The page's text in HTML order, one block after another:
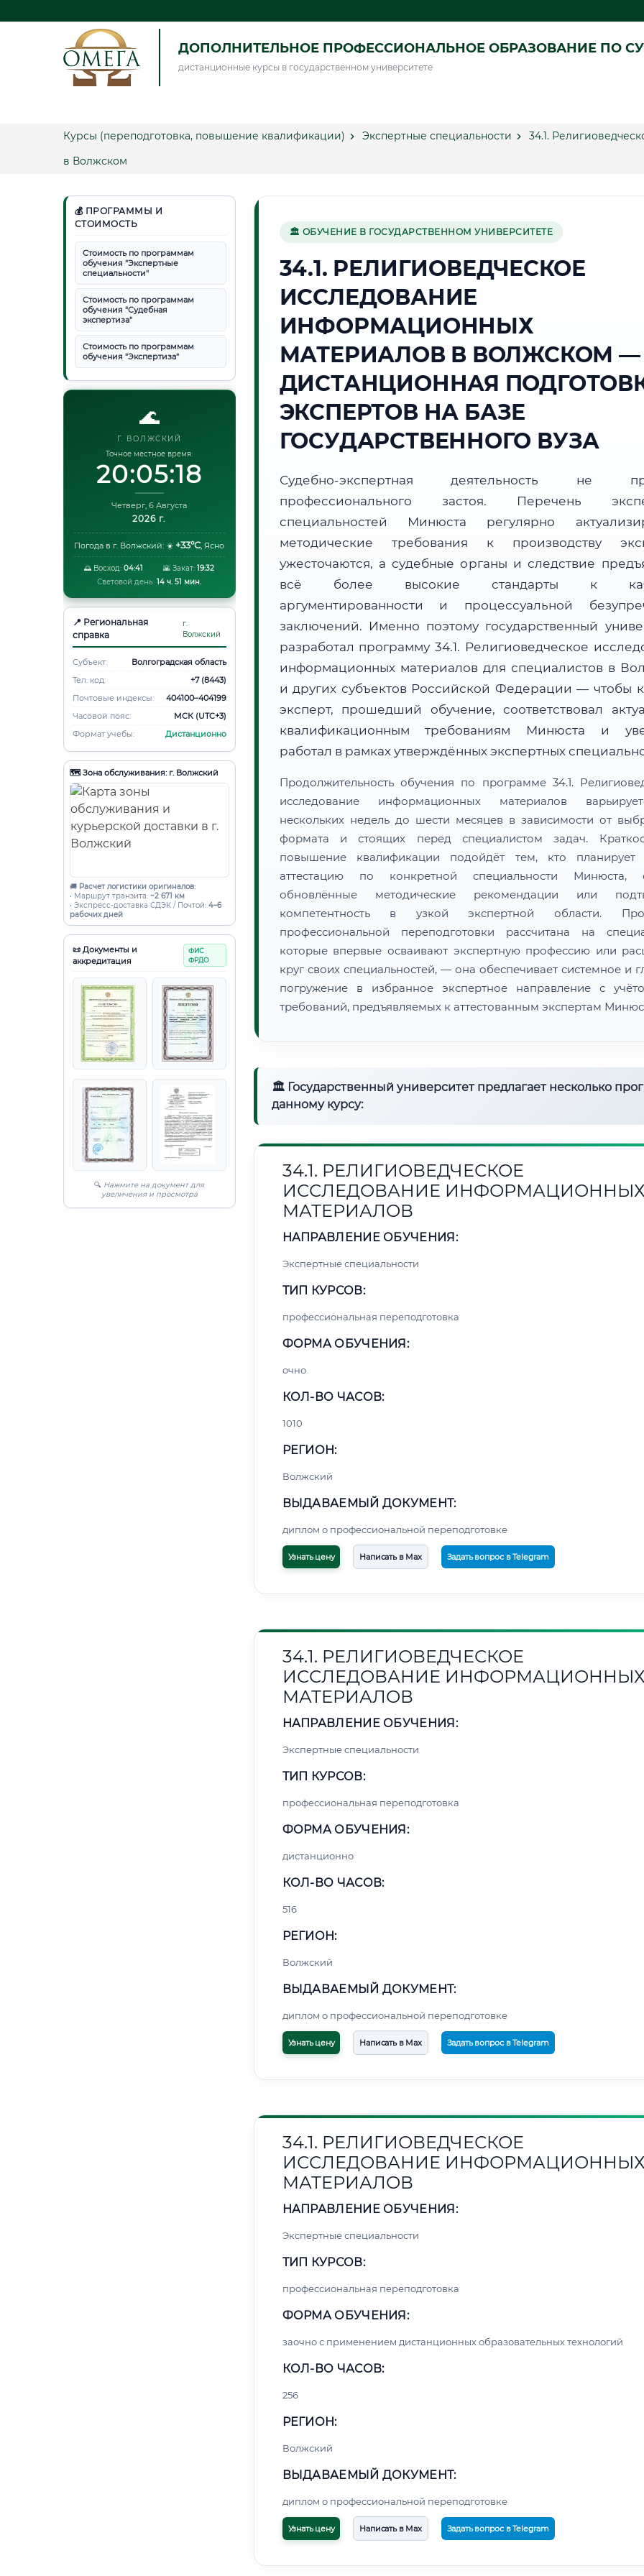
ДОПОЛНИТЕЛЬНОЕ ПРОФЕССИОНАЛЬНОЕ ОБРАЗОВАНИЕ ПО
дистанционные курсы в государственном университете
Курсы (переподготовка, повышение квалификации) Экспертные специальности
34.1.
в Волжском
💰 ПРОГРАММЫ И
СТОИМОСТЬ
Стоимость по программам
обучения "Экспертные
специальности"
Стоимость по программам
обучения "Судебная
экспертиза"
Стоимость по программам
обучения "Экспертиза"
🌊
Г. ВОЛЖСКИЙ
Точное местное время:
20:05:19
Четверг, 6 Августа
2026 г.
Погода в г. Волжский: ☀️ +33°C, Ясно
🌅 Восход: 04:41 🌇 Закат:19:32
Световой день: 14 ч. 51 мин.
📍 Региональная
справка
г.
Волжский
Субъект:
Волгоградская область
Тел. код:
+7 (8443)
Почтовые индексы:
404100–404199
Часовой пояс:
МСК (UTC+3)
Формат учебы:
Дистанционно
🗺️ Зона обслуживания: г. Волжский
🚚 Расчет логистики оригиналов:
• Маршрут транзита: ~2 671 км
• Экспресс-доставка СДЭК / Почтой: 4–6
рабочих дней
📜 Документы и
аккредитация
ФИС
ФРДО
🔍 Нажмите на документ для
увеличения и просмотра
🏛 ОБУЧЕНИЕ В ГОСУДАРСТВЕННОМ УНИВЕРСИТЕТЕ
34.1. РЕЛИГИОВЕДЧЕСКОЕ
ИССЛЕДОВАНИЕ
ИНФОРМАЦИОННЫХ
МАТЕРИАЛОВ В ВОЛЖСКОМ —
ДИСТАНЦИОННАЯ
ЭКСПЕРТОВ НА БАЗЕ
ГОСУДАРСТВЕННОГО ВУЗА
Судебно-экспертная деятельность не
профессионального застоя. Перечень
специальностей Минюста регулярно
методические требования к производству
ужесточаются, а судебные органы и следствие
всё более высокие стандарты к
аргументированности и процессуальной
заключений. Именно поэтому государственный
разработал программу 34.1. Религиоведческое
информационных материалов для специалистов в
и других субъектов Российской Федерации — чтобы
эксперт, прошедший обучение, соответствовал
квалификационным требованиям Минюста и
работал в рамках утверждённых экспертных
Продолжительность обучения по программе 34.1.
исследование информационных материалов
нескольких недель до шести месяцев в зависимости от
формата и стоящих перед специалистом задач.
повышение квалификации подойдёт тем, кто планирует
аттестацию по конкретной специальности Минюста,
обновлённые методические рекомендации или
компетентность в узкой экспертной области.
профессиональной переподготовки рассчитана на
которые впервые осваивают экспертную профессию или
круг своих специальностей, — она обеспечивает системное и
погружение в избранное экспертное направление с
требований, предъявляемых к аттестованным экспертам
🏛 Государственный университет предлагает несколько
данному курсу:
34.1. РЕЛИГИОВЕДЧЕСКОЕ
ИССЛЕДОВАНИЕ
МАТЕРИАЛОВ
НАПРАВЛЕНИЕ ОБУЧЕНИЯ:
Экспертные специальности
ТИП КУРСОВ:
профессиональная переподготовка
ФОРМА ОБУЧЕНИЯ:
очно
КОЛ-ВО ЧАСОВ:
1010
РЕГИОН:
Волжский
ВЫДАВАЕМЫЙ ДОКУМЕНТ:
диплом о профессиональной переподготовке
Узнать цену Написать в Max Задать вопрос в Telegram
34.1. РЕЛИГИОВЕДЧЕСКОЕ
ИССЛЕДОВАНИЕ
МАТЕРИАЛОВ
НАПРАВЛЕНИЕ ОБУЧЕНИЯ:
Экспертные специальности
ТИП КУРСОВ:
профессиональная переподготовка
ФОРМА ОБУЧЕНИЯ:
дистанционно
КОЛ-ВО ЧАСОВ:
516
РЕГИОН:
Волжский
ВЫДАВАЕМЫЙ ДОКУМЕНТ:
диплом о профессиональной переподготовке
Узнать цену Написать в Max Задать вопрос в Telegram
34.1. РЕЛИГИОВЕДЧЕСКОЕ
ИССЛЕДОВАНИЕ
МАТЕРИАЛОВ
НАПРАВЛЕНИЕ ОБУЧЕНИЯ:
Экспертные специальности
ТИП КУРСОВ:
профессиональная переподготовка
ФОРМА ОБУЧЕНИЯ:
заочно с применением дистанционных образовательных технологий
КОЛ-ВО ЧАСОВ:
256
РЕГИОН:
Волжский
ВЫДАВАЕМЫЙ ДОКУМЕНТ:
диплом о профессиональной переподготовке
Узнать цену Написать в Max Задать вопрос в Telegram